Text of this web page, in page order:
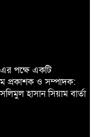
এর পক্ষে একটি
প্রকাশক ও সম্পাদক:
হাসান সিয়াম বার্তা